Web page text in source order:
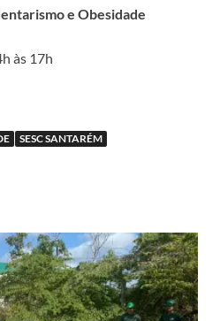
e Obesidade
às 17h
SESC SANTARÉM